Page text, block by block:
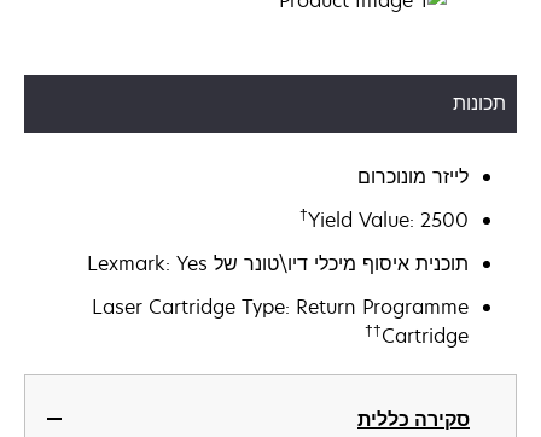
תכונות
לייזר מונוכרום
Yield Value: 2500
†
תוכנית איסוף מיכלי דיו\טונר של Lexmark: Yes
Laser Cartridge Type: Return Programme
Cartridge
††
סקירה כללית